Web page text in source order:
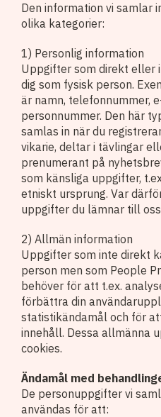
Den information vi samlar
olika kategorier:
1) Personlig information
Uppgifter som direkt eller
dig som fysisk person.
är namn, telefonnummer,
personnummer. Den här
samlas in när du
vikarie, deltar i tävlingar
prenumerant på
som känsliga uppgifter,
etniskt ursprung. Var
uppgifter du lämnar till
2) Allmän information
Uppgifter som inte direkt
person men som People
behöver för att t.ex.
förbättra din
statistikändamål och för
innehåll. Dessa allmänna
cookies.
Ändamål med
De personuppgifter vi
användas för att: